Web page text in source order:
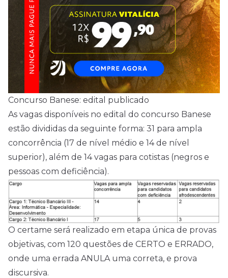
Concurso Banese: edital publicado
As vagas disponíveis no edital do concurso Banese
estão divididas da seguinte forma: 31 para ampla
concorrência (17 de nível médio e 14 de nível
superior), além de 14 vagas para cotistas (negros e
pessoas com deficiência).
O certame será realizado em etapa única de provas
objetivas, com 120 questões de CERTO e ERRADO,
onde uma errada ANULA uma correta, e prova
discursiva.